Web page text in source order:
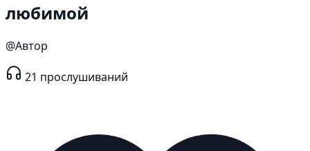
любимой
@Автор
21 прослушиваний